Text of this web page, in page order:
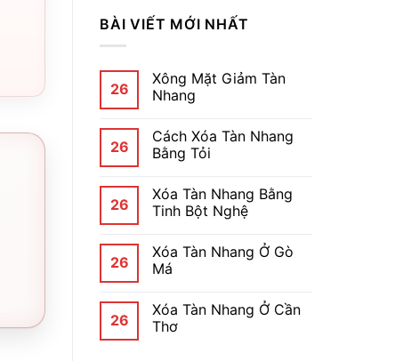
BÀI VIẾT MỚI NHẤT
26
Xông Mặt Giảm Tàn
Nhang
26
Cách Xóa Tàn Nhang
Bằng Tỏi
26
Xóa Tàn Nhang Bằng
Tinh Bột Nghệ
26
Xóa Tàn Nhang Ở Gò
Má
26
Xóa Tàn Nhang Ở Cần
Thơ